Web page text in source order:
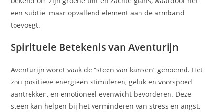
een subtiel maar opvallend element aan de armband
toevoegt.
Spirituele Betekenis van Aventurijn
Aventurijn wordt vaak de “steen van kansen” genoemd. Het
zou positieve energieën stimuleren, geluk en voorspoed
aantrekken, en emotioneel evenwicht bevorderen. Deze
steen kan helpen bij het verminderen van stress en angst,